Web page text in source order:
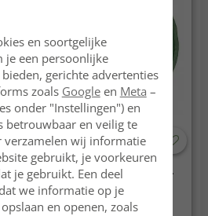
-60%
Ronde vloerkleden (sisal) -
Agave (groen)
en soortgelijke
je een persoonlijke
gerichte advertenties
zoals Googleen Meta –
onder "Instellingen") en
betrouwbaar en veilig te
verzamelen wij informatie
gebruikt, je voorkeuren
je gebruikt. Een deel
we informatie op je
en openen, zoals